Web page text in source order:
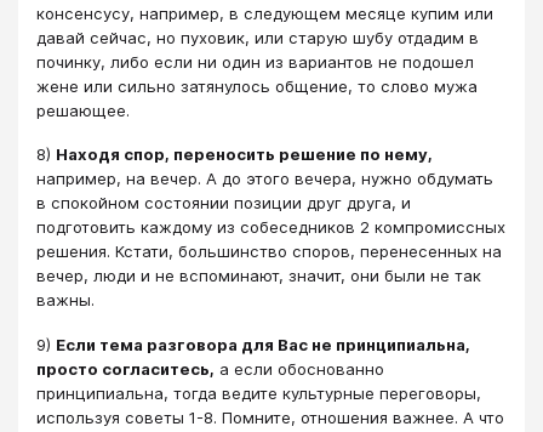
консенсусу, например, в следующем месяце купим или
давай сейчас, но пуховик, или старую шубу отдадим в
починку, либо если ни один из вариантов не подошел
жене или сильно затянулось общение, то слово мужа
решающее.
8) Находя спор, переносить решение по нему,
например, на вечер. А до этого вечера, нужно обдумать
в спокойном состоянии позиции друг друга, и
подготовить каждому из собеседников 2 компромиссных
решения. Кстати, большинство споров, перенесенных на
вечер, люди и не вспоминают, значит, они были не так
важны.
9) Если тема разговора для Вас не принципиальна,
просто согласитесь, а если обоснованно
принципиальна, тогда ведите культурные переговоры,
используя советы 1-8. Помните, отношения важнее. А что